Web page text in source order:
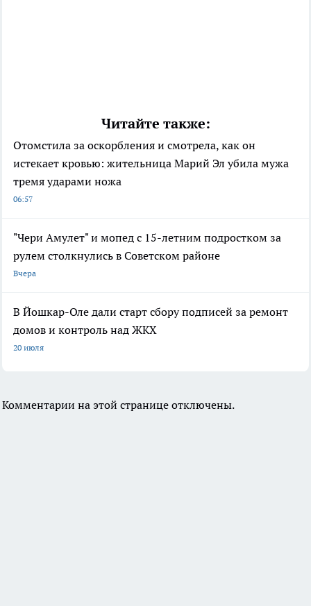
Читайте также:
Отомстила за оскорбления и смотрела, как он
истекает кровью: жительница Марий Эл убила мужа
тремя ударами ножа
06:57
"Чери Амулет" и мопед с 15-летним подростком за
рулем столкнулись в Советском районе
Вчера
В Йошкар-Оле дали старт сбору подписей за ремонт
домов и контроль над ЖКХ
20 июля
Комментарии на этой странице отключены.